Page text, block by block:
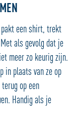
een shirt, trekt
als gevolg dat je
meer zo keurig zijn.
in plaats van ze op
op een
Handig als je